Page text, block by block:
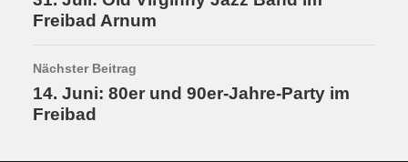
Freibad Arnum
Nächster Beitrag
14. Juni: 80er und 90er-Jahre-Party im
Freibad